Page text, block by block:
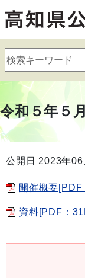
令和５年５
公開日 2023年06
開催概要[PDF
資料[PDF：